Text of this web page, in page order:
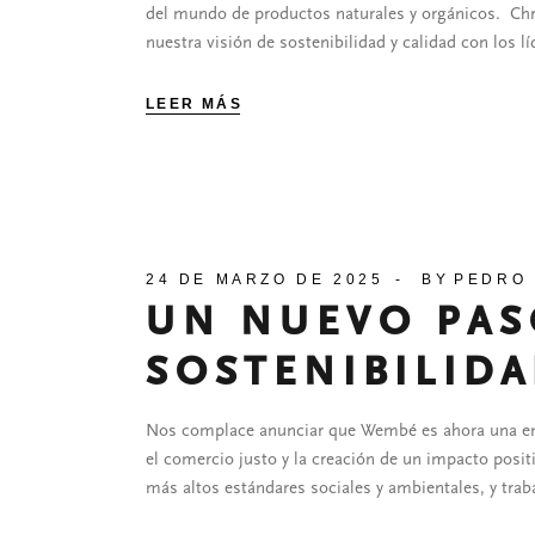
del mundo de productos naturales y orgánicos.
nuestra visión de sostenibilidad y calidad con los
LEER MÁS
24 DE MARZO DE 2025 BY PEDRO
UN NUEVO
Nos complace anunciar que Wembé es ahora
el comercio justo y la creación de un impacto
más altos estándares sociales y ambientales, y